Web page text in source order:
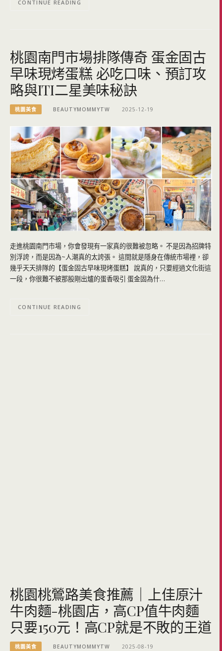
CONTINUE READING
桃園南門市場排隊傳奇 蛋金固古
早味現烤蛋糕 必吃口味、預訂攻
略與ITI二星美味秘訣
桃園美食 BEAUTYMOMMYTW 2025-12-19
走進桃園南門市場，你會發現有一家真的很難被忽略。 不是因為招牌特
別浮誇，而是因為~人潮真的太誇張。 這間就是隱身在傳統市場裡，卻
幾乎天天排隊的【蛋金固古早味現烤蛋糕】 說真的，只要經過文化街這
一段，你很難不被那股剛出爐的蛋香吸引 蛋金固為什…
CONTINUE READING
桃園桃鶯路美食推薦｜上佳原汁
牛肉麵-桃園店，高CP值牛肉麵
只要150元！高CP就是不敗的王道
桃園美食 BEAUTYMOMMYTW 2025-08-19